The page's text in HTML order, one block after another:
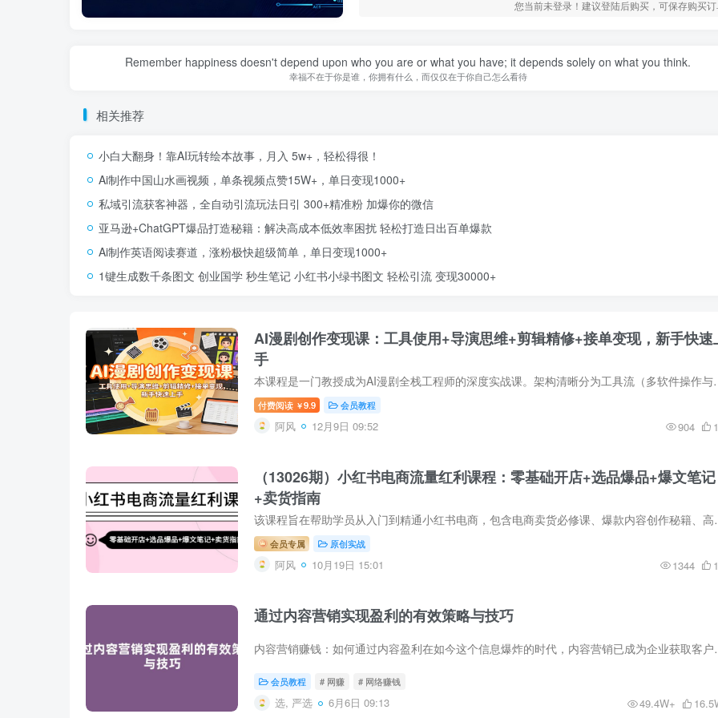
您当前未登录！建议登陆后购买，可保存购买
Remember happiness doesn't depend upon who you are or what you have; it depends solely on what you think.
幸福不在于你是谁，你拥有什么，而仅仅在于你自己怎么看待
相关推荐
小白大翻身！靠AI玩转绘本故事，月入 5w+，轻松得很！
Ai制作中国山水画视频，单条视频点赞15W+，单日变现1000+
私域引流获客神器，全自动引流玩法日引 300+精准粉 加爆你的微信
亚马逊+ChatGPT爆品打造秘籍：解决高成本低效率困扰 轻松打造日出百单爆款
Ai制作英语阅读赛道，涨粉极快超级简单，单日变现1000+
1键生成数千条图文 创业国学 秒生笔记 小红书小绿书图文 轻松引流 变现30000+
AI漫剧创作变现课：工具使用+导演思维+剪辑精修+接单变现，新手快速
手
本课程是一门教授成为AI漫剧全栈工程师的深
付费阅读 ￥9.9 会员教程
阿风 12月9日 09:52 904
（13026期）小红书电商流量红利课程：零基础开店+选品爆品+爆文笔记
+卖货指南
该课程旨在帮助学员从入门到精通小红
会员专属 原创实战
阿风 10月19日 15:01 1344
通过内容营销实现盈利的有效策略与技巧
内容营销赚钱：如何通过内容盈利在如
会员教程 # 网赚 # 网络赚钱
选, 严选 6月6日 09:13 49.4W+